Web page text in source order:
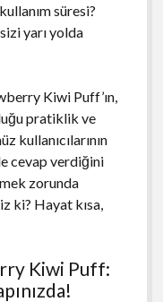
süresi?
yarı yolda
Kiwi Puff’ın,
pratiklik ve
kullanıcılarının
cevap verdiğini
zorunda
ki? Hayat kısa,
Kiwi Puff: